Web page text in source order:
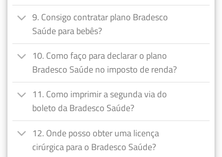
9. Consigo contratar plano Bradesco
Saúde para bebês?
10. Como faço para declarar o plano
Bradesco Saúde no imposto de renda?
11. Como imprimir a segunda via do
boleto da Bradesco Saúde?
12. Onde posso obter uma licença
cirúrgica para o Bradesco Saúde?